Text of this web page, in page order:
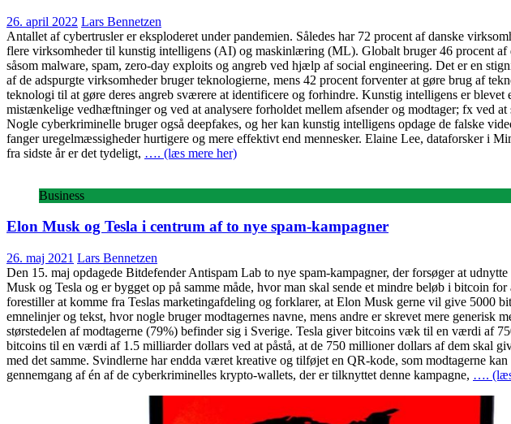
26. april 2022 Lars Bennetzen
Antallet af cybertrusler er eksploderet under pandemien. Således har 72 procent af danske
flere virksomheder til kunstig intelligens (AI) og maskinlæring (ML). Globalt bruger 46 procent af
såsom malware, spam, zero-day exploits og angreb ved hjælp af social engineering. Det er en
af de adspurgte virksomheder bruger teknologierne, mens 42 procent forventer at gøre brug af
teknologi til at gøre deres angreb sværere at identificere og forhindre. Kunstig intelligens er
mistænkelige vedhæftninger og ved at analysere forholdet mellem afsender og modtager; fx ved
Nogle cyberkriminelle bruger også deepfakes, og her kan kunstig intelligens opdage de falske
fanger uregelmæssigheder hurtigere og mere effektivt end mennesker. Elaine Lee, dataforsker i
fra sidste år er det tydeligt, …. (læs mere her)
Business
Elon Musk og Tesla i centrum af to nye spam-kampagner
26. maj 2021 Lars Bennetzen
Den 15. maj opdagede Bitdefender Antispam Lab to nye spam-kampagner, der forsøger at
Musk og Tesla og er bygget op på samme måde, hvor man skal sende et mindre beløb i bitcoin
forestiller at komme fra Teslas marketingafdeling og forklarer, at Elon Musk gerne vil give
emnelinjer og tekst, hvor nogle bruger modtagernes navne, mens andre er skrevet mere
størstedelen af modtagerne (79%) befinder sig i Sverige. Tesla giver bitcoins væk til en værdi af
bitcoins til en værdi af 1.5 milliarder dollars ved at påstå, at de 750 millioner dollars af dem skal
med det samme. Svindlerne har endda været kreative og tilføjet en QR-kode, som modtagerne
gennemgang af én af de cyberkriminelles krypto-wallets, der er tilknyttet denne kampagne, …. (læs